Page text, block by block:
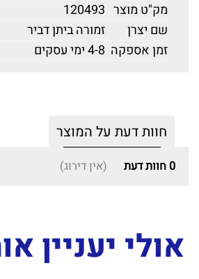
מק"ט מוצר 120493
שם יצרן
זמורה ביתן דביר
זמן אספקה 4-8 ימי עסקים
חוות דעת על המוצר
0 חוות דעת (אין דירוג)
אולי יעניין